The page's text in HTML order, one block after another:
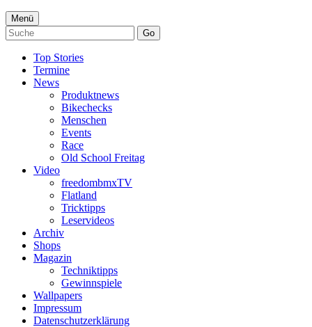
Menü
Go
Top Stories
Termine
News
Produktnews
Bikechecks
Menschen
Events
Race
Old School Freitag
Video
freedombmxTV
Flatland
Tricktipps
Leservideos
Archiv
Shops
Magazin
Techniktipps
Gewinnspiele
Wallpapers
Impressum
Datenschutzerklärung